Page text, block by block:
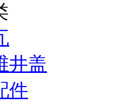
井盖
件